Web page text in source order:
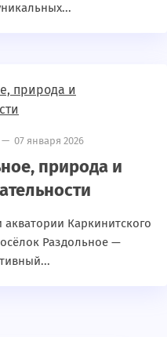
07 января 2026
природа и
Каркинитского
Раздольное —